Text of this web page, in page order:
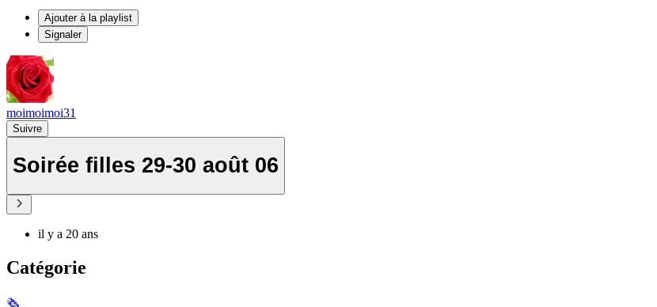
Ajouter à la playlist
Signaler
moimoimoi31
Suivre
Soirée filles 29-30 août 06
il y a 20 ans
Catégorie
🗞